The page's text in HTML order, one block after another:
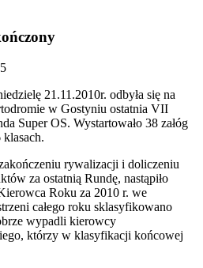
21.11.2010r. odbyła się na
w Gostyniu ostatnia VII
Super OS. Wystartowało 38 załóg
rywalizacji i doliczeniu
za ostatnią Rundę, nastąpiło
Roku za 2010 r. we
całego roku sklasyfikowano
wypadli kierowcy
którzy w klasyfikacji końcowej